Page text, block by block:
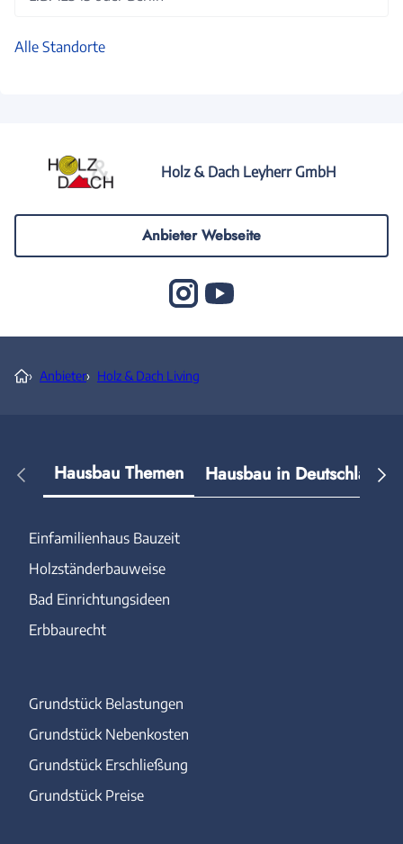
Alle Standorte
Holz & Dach Leyherr GmbH
Anbieter Webseite
› Anbieter› Holz & Dach Living
Hausbau Themen Hausbau in Deutschland
Einfamilienhaus Bauzeit
Holzständerbauweise
Bad Einrichtungsideen
Erbbaurecht
Grundstück Belastungen
Grundstück Nebenkosten
Grundstück Erschließung
Grundstück Preise